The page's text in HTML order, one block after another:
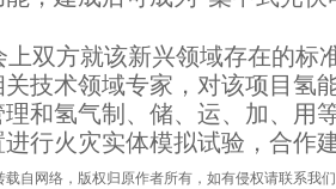
上双方就该新兴领域存在的标
关技术领域专家，对该项目氢
理和氢气制、储、运、加、用
进行火灾实体模拟试验，合作
载自网络，版权归原作者所有，如有侵权请联系我